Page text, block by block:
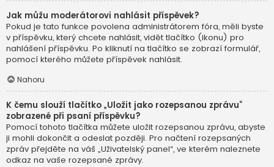
Jak můžu moderátorovi nahlásit příspěvek?
Pokud je tato funkce povolena administrátorem fóra, měli byste
v příspěvku, který chcete nahlásit, vidět tlačítko (ikonu) pro
nahlášení příspěvku. Po kliknutí na tlačítko se zobrazí formulář,
pomocí kterého můžete příspěvek nahlásit.
Nahoru
K čemu slouží tlačítko „Uložit jako rozepsanou zprávu“
zobrazené při psaní příspěvku?
Pomocí tohoto tlačítka můžete uložit rozepsanou zprávu, abyste
ji mohli dokončit a odeslat později. Pro načtení rozepsaných
zpráv přejděte na váš „Uživatelský panel“, ve kterém naleznete
odkaz na vaše rozepsané zprávy.